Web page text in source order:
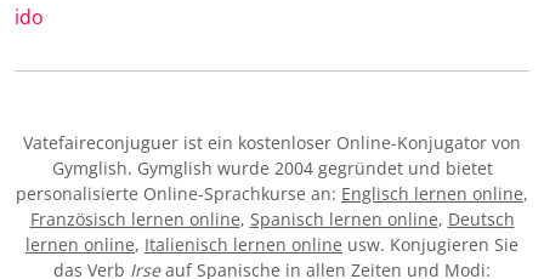
ido
Vatefaireconjuguer ist ein kostenloser Online-Konjugator von
Gymglish. Gymglish wurde 2004 gegründet und bietet
personalisierte Online-Sprachkurse an: Englisch lernen online,
Französisch lernen online, Spanisch lernen online, Deutsch
lernen online, Italienisch lernen online usw. Konjugieren Sie
das Verb Irseauf Spanische in allen Zeiten und Modi: